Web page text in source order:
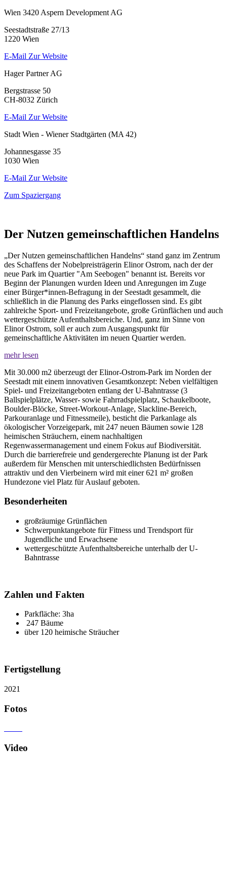
Wien 3420 Aspern Development AG
Seestadtstraße 27/13
1220 Wien
E-Mail Zur Website
Hager Partner AG
Bergstrasse 50
CH-8032 Zürich
E-Mail Zur Website
Stadt Wien - Wiener Stadtgärten (MA 42)
Johannesgasse 35
1030 Wien
E-Mail Zur Website
Zum Spaziergang
Der Nutzen gemeinschaftlichen Handelns
„Der Nutzen gemeinschaftlichen Handelns“ stand ganz im Zentrum
des Schaffens der Nobelpreisträgerin Elinor Ostrom, nach der der
neue Park im Quartier "Am Seebogen" benannt ist. Bereits vor
Beginn der Planungen wurden Ideen und Anregungen im Zuge
einer Bürger*innen-Befragung in der Seestadt gesammelt, die
schließlich in die Planung des Parks eingeflossen sind. Es gibt
zahlreiche Sport- und Freizeitangebote, große Grünflächen und auch
wettergeschützte Aufenthaltsbereiche. Und, ganz im Sinne von
Elinor Ostrom, soll er auch zum Ausgangspunkt für
gemeinschaftliche Aktivitäten im neuen Quartier werden.
mehr lesen
Mit 30.000 m2 überzeugt der Elinor-Ostrom-Park im Norden der
Seestadt mit einem innovativen Gesamtkonzept: Neben vielfältigen
Spiel- und Freizeitangeboten entlang der U-Bahntrasse (3
Ballspielplätze, Wasser- sowie Fahrradspielplatz, Schaukelboote,
Boulder-Blöcke, Street-Workout-Anlage, Slackline-Bereich,
Parkouranlage und Fitnessmeile), besticht die Parkanlage als
ökologischer Vorzeigepark, mit 247 neuen Bäumen sowie 128
heimischen Sträuchern, einem nachhaltigen
Regenwassermanagement und einem Fokus auf Biodiversität.
Durch die barrierefreie und gendergerechte Planung ist der Park
außerdem für Menschen mit unterschiedlichsten Bedürfnissen
attraktiv und den Vierbeinern wird mit einer 621 m² großen
Hundezone viel Platz für Auslauf geboten.
Besonderheiten
großräumige Grünflächen
Schwerpunktangebote für Fitness und Trendsport für
Jugendliche und Erwachsene
wettergeschützte Aufenthaltsbereiche unterhalb der U-
Bahntrasse
Zahlen und Fakten
Parkfläche: 3ha
247 Bäume
über 120 heimische Sträucher
Fertigstellung
2021
Fotos
Video